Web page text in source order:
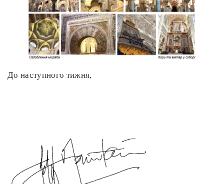
До наступного тижня,